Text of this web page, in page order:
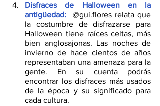
Disfraces de Halloween en la
antigüedad:
  @gui.flores relata que
la costumbre de disfrazarse para
Halloween tiene raíces celtas, más
bien anglosajonas. Las noches de
invierno de hace cientos de años
representaban una amenaza para la
gente. En su cuenta podrás
encontrar los disfraces más usados
de la época y su significado para
cada cultura.